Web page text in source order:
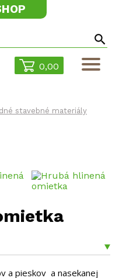
0,00
stavebné materiály
a pieskov a nasekanej